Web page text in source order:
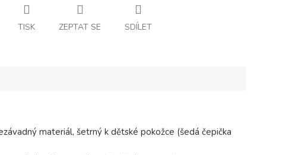
TISK ZEPTAT SE SDÍLET
materiál, šetrný k dětské pokožce (šedá čepička